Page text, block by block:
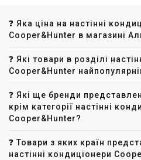
❓ Яка ціна на настінні
Cooper&Hunter в магазині
❓ Які товари в розділі
Cooper&Hunter
❓ Які ще бренди
крім категорії настінні
Cooper&Hunter?
❓ Товари з яких країн
настінні кондиціонери